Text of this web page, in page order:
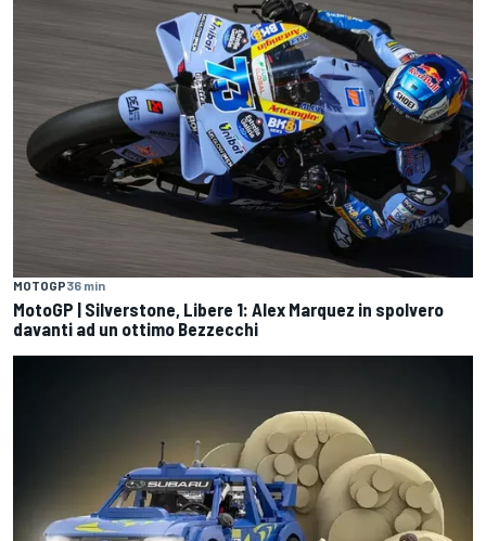
MOTOGP36 min
MotoGP | Silverstone, Libere 1: Alex Marquez in spolvero
davanti ad un ottimo Bezzecchi